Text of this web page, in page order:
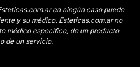
en ningún caso puede
y su médico. Esteticas.com.ar no
médico específico, de un producto
de un servicio.